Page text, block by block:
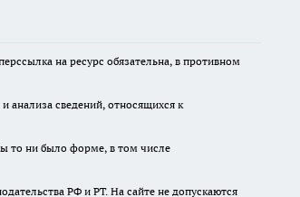
на ресурс обязательна, в противном
анализа сведений, относящихся к
то ни было форме, в том числе
РФ и РТ. На сайте не допускаются